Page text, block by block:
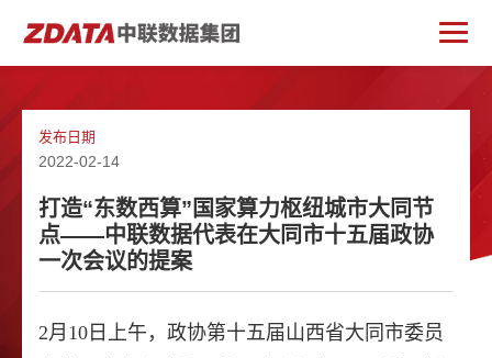
发布日期
2022-02-14
打造“东数西算”国家算力枢纽城市大同节
点——中联数据代表在大同市十五届政协
一次会议的提案
2月10日上午，政协第十五届山西省大同市委员